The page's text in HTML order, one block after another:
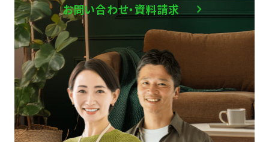
お問い合わせ・資料請求